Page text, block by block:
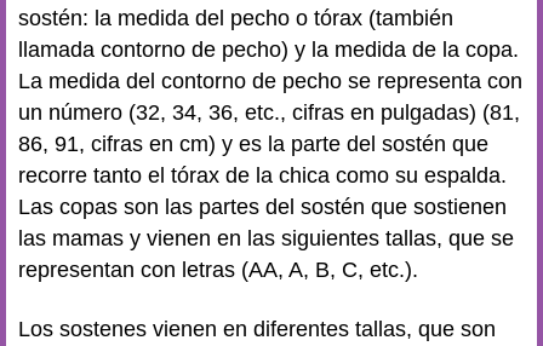
sostén: la medida del pecho o tórax (también
llamada contorno de pecho) y la medida de la copa.
La medida del contorno de pecho se representa con
un número (32, 34, 36, etc., cifras en pulgadas) (81,
86, 91, cifras en cm) y es la parte del sostén que
recorre tanto el tórax de la chica como su espalda.
Las copas son las partes del sostén que sostienen
las mamas y vienen en las siguientes tallas, que se
representan con letras (AA, A, B, C, etc.).
Los sostenes vienen en diferentes tallas, que son